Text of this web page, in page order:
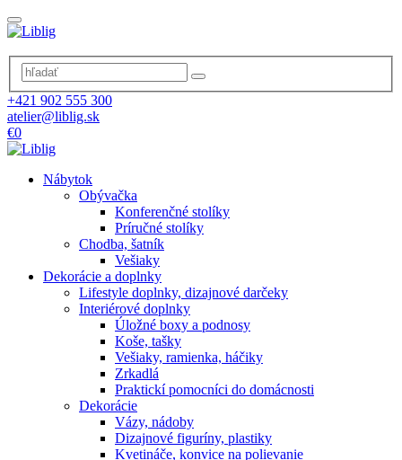
+421 902 555 300
atelier@liblig.sk
€0
Nábytok
Obývačka
Konferenčné stolíky
Príručné stolíky
Chodba, šatník
Vešiaky
Dekorácie a doplnky
Lifestyle doplnky, dizajnové darčeky
Interiérové doplnky
Úložné boxy a podnosy
Koše, tašky
Vešiaky, ramienka, háčiky
Zrkadlá
Praktickí pomocníci do domácnosti
Dekorácie
Vázy, nádoby
Dizajnové figuríny, plastiky
Kvetináče, konvice na polievanie